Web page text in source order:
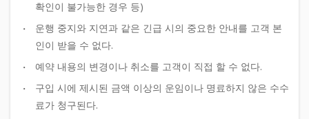
확인이 불가능한 경우 등)
운행 중지와 지연과 같은 긴급 시의 중요한 안내를 고객 본
인이 받을 수 없다.
예약 내용의 변경이나 취소를 고객이 직접 할 수 없다.
구입 시에 제시된 금액 이상의 운임이나 명료하지 않은 수수
료가 청구된다.